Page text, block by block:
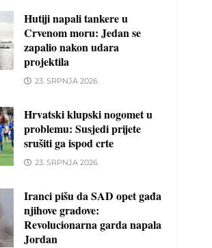
Hutiji napali tankere u
Crvenom moru: Jedan se
zapalio nakon udara
projektila
23. SRPNJA 2026.
Hrvatski klupski nogomet u
problemu: Susjedi prijete
srušiti ga ispod crte
23. SRPNJA 2026.
Iranci pišu da SAD opet gađa
njihove gradove:
Revolucionarna garda napala
Jordan